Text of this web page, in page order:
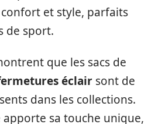
et style, parfaits
de sport.
que les sacs de
éclair sont de
dans les collections.
sa touche unique,